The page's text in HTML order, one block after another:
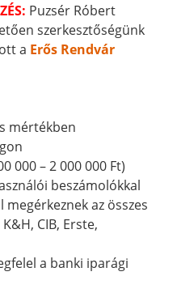
Puzsér Róbert
szerkesztőségünk
a Erős Rendvár
mértékben
000 – 2 000 000 Ft)
beszámolókkal
az összes
CIB, Erste,
a banki iparági